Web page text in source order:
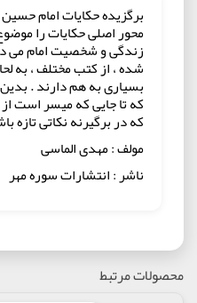
برگزیده حکایات امام
محور اصلی حکایات را
زندگی و شخصیت امام می
شده ، از کتب مختلف ، به
بسیاری به هم دارند .
که تا جایی که میسر است
که در برگیرنه نکاتی تازه
مولف : مهدی الماسی
ناشر : انتشارات سوره مهر
محصولات مرتبط